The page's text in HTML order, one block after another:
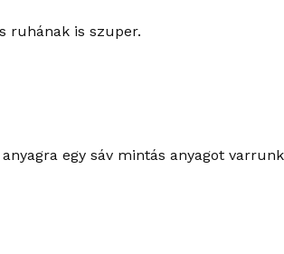
ruhának is szuper.
egy sáv mintás anyagot